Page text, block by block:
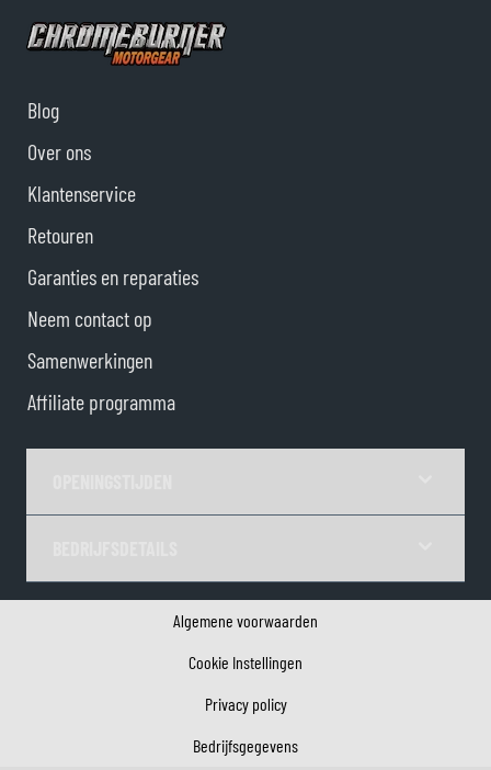
Blog
Over ons
Klantenservice
Retouren
Garanties en reparaties
Neem contact op
Samenwerkingen
Affiliate programma
Algemene voorwaarden
Cookie Instellingen
Privacy policy
Bedrijfsgegevens